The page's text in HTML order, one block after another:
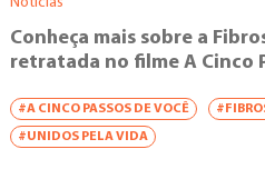
Conheça mais sobre a
retratada no filme A Cinco
#A CINCO PASSOS DE VOCÊ
#UNIDOS PELA VIDA